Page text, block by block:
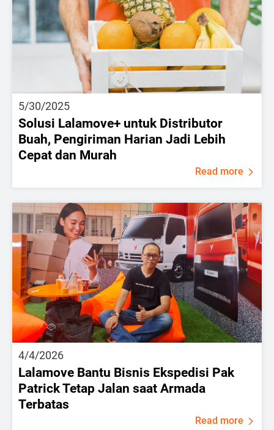
5/30/2025
Solusi Lalamove+ untuk Distributor
Buah, Pengiriman Harian Jadi Lebih
Cepat dan Murah
Read more
4/4/2026
Lalamove Bantu Bisnis Ekspedisi Pak
Patrick Tetap Jalan saat Armada
Terbatas
Read more